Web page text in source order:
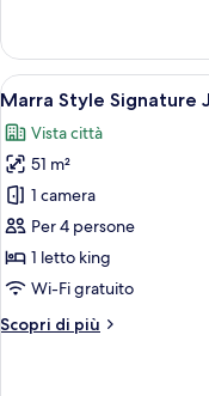
Style
Signature
One
Suite
Apri
tutte
le
foto
per
Marra
Style
Signature
Suite
5
Marra Style Signature
Vista città
51 m²
1 camera
Per 4 persone
1 letto king
Wi-Fi gratuito
Scopri di più
Altri